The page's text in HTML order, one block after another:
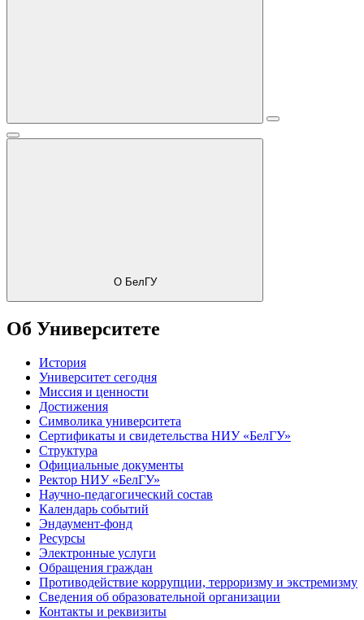
О БелГУ
Об Университете
История
Университет сегодня
Миссия и ценности
Достижения
Символика университета
Сертификаты и свидетельства НИУ «БелГУ»
Структура
Официальные документы
Ректор НИУ «БелГУ»
Научно-педагогический состав
Календарь событий
Эндаумент-фонд
Ресурсы
Электронные услуги
Обращения граждан
Противодействие коррупции, терроризму и экстремизму
Сведения об образовательной организации
Контакты и реквизиты